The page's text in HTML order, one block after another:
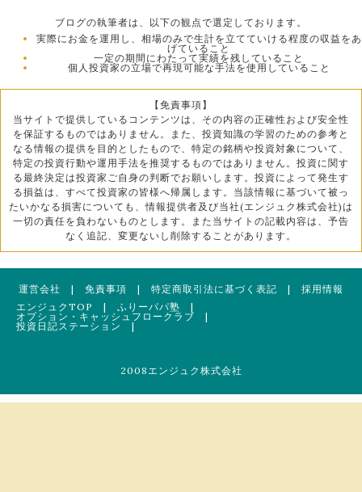
ブログの執筆者は、以下の観点で選定しております。
実際にお金を運用し、相場のみで生計を立てていける程度の収益をあ
げていること
一定の期間にわたって実績を残していること
個人投資家の立場で再現可能な手法を使用していること
【免責事項】
当サイトで提供しているコンテンツは、その内容の正確性および安全性
を保証するものではありません。また、投資知識の学習のための参考と
なる情報の提供を目的としたもので、特定の銘柄や投資対象について、
特定の投資行動や運用手法を推奨するものではありません。投資に関す
る最終決定は投資家ご自身の判断でお願いします。投資によって発生す
る損益は、すべて投資家の皆様へ帰属します。当該情報に基づいて被っ
たいかなる損害についても、情報提供者及び当社(エンジュク株式会社)は
一切の責任を負わないものとします。また当サイトの記載内容は、予告
なく追記、変更ないし削除することがあります。
運営会社 | 免責事項 | 特定商取引法に基づく表記 | 採用情報
エンジュクTOP
| ふりーパパ塾 |
オプション・キャッシュフロークラブ |
投資日記ステーション
|
2008エンジュク株式会社